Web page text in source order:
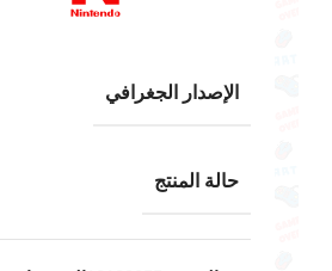
الإصدار الجغرافي
حالة المنتج